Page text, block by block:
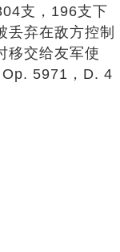
支，196支下
丢弃在敌方控制
移交给友军使
Op. 5971，D. 4